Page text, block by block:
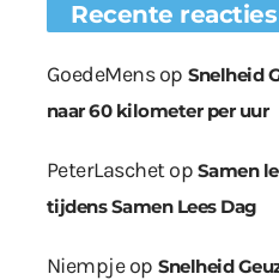
Recente reacties
GoedeMensop Snelheid
naar 60 kilometer per uur
PeterLaschetop Samen
tijdens Samen Lees Dag
Niempjeop Snelheid